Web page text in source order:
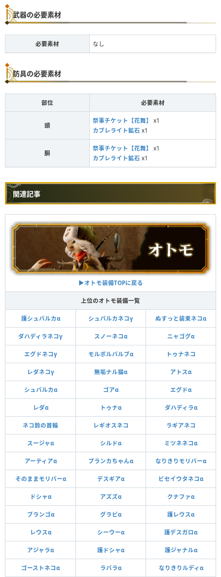
武器の必要素材
必要素材 なし
防具の必要素材
部位 必要素材
頭
祭事チケット【花舞】
x1
カブレライト鉱石 x1
胴
祭事チケット【花舞】
x1
カブレライト鉱石 x1
関連記事
▶︎オトモ装備TOPに戻る
上位のオトモ装備一覧
護シュバルカα シュバルカネコγ ぬすっと装束ネコα
ダハディラネコγ スノーネコα ニャゴグα
エグドネコγ モルボルバルブα トゥナネコ
レダネコγ 無垢ナル猫α アトスα
シュバルカα ゴアα エグドα
レダα トゥナα ダハディラα
ネコ鈴の首輪 レギオスネコ ラギアネコ
スージャα シルドα ミツネネコα
アーティアα ブランカちゃんα なりきりモリバーα
そのままモリバーα デスギアα ビセイウタネコα
ドシャα アズズα クナファα
ブランゴα グラビα 護レウスα
レウスα シーウーα 護デスガロα
アジャラα 護ドシャα 護ジャナルα
ゴーストネコα ラバラα なりきりルディα